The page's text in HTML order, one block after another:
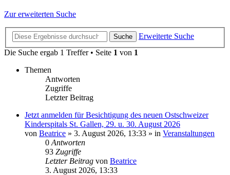
Zur erweiterten Suche
Suche
Erweiterte Suche
Die Suche ergab 1 Treffer • Seite 1 von 1
Themen
Antworten
Zugriffe
Letzter Beitrag
Jetzt anmelden für Besichtigung des neuen Ostschweizer
Kinderspitals St. Gallen, 29. u. 30. August 2026
von Beatrice » 3. August 2026, 13:33 » in Veranstaltungen
0 Antworten
93 Zugriffe
Letzter Beitrag von Beatrice
3. August 2026, 13:33